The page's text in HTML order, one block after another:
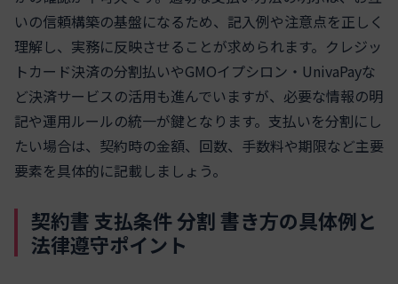
いの信頼構築の基盤になるため、記入例や注意点を正しく
理解し、実務に反映させることが求められます。クレジッ
トカード決済の分割払いやGMOイプシロン・UnivaPayな
ど決済サービスの活用も進んでいますが、必要な情報の明
記や運用ルールの統一が鍵となります。支払いを分割にし
たい場合は、契約時の金額、回数、手数料や期限など主要
要素を具体的に記載しましょう。
契約書 支払条件 分割 書き方の具体例と
法律遵守ポイント